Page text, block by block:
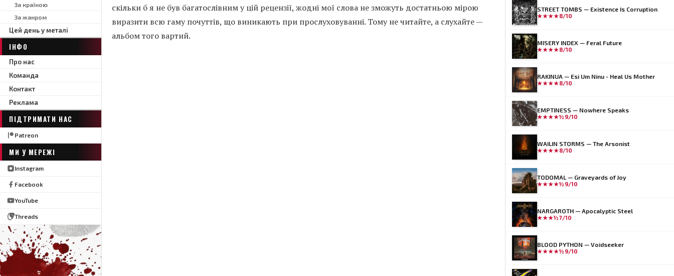
За країною
За жанром
Цей день у металі
ІНФО
Про нас
Команда
Контакт
Реклама
ПІДТРИМАТИ НАС
Patreon
МИ У МЕРЕЖІ
Instagram
Facebook
YouTube
Threads
скільки б я не був багатослівним у цій рецензії, жодні мої слова не зможуть достатньою мірою
виразити всю гаму почуттів, що виникають при прослуховуванні. Тому не читайте, а слухайте —
альбом того вартий.
STREET TOMBS — Existence Is Corruption
★★★★8/10
MISERY INDEX — Feral Future
★★★★8/10
RAKINUA — Esi Um Ninu - Heal Us Mother
★★★★8/10
EMPTINESS — Nowhere Speaks
★★★★½ 9/10
WAILIN STORMS — The Arsonist
★★★★8/10
TODOMAL — Graveyards of Joy
★★★★½ 9/10
NARGAROTH — Apocalyptic Steel
★★★½7/10
BLOOD PYTHON — Voidseeker
★★★★½ 9/10